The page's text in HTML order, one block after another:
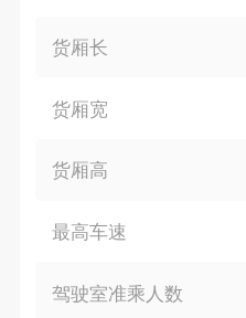
货厢长
货厢宽
货厢高
最高车速
驾驶室准乘人数